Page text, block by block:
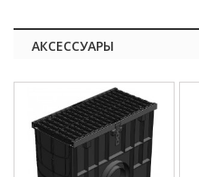
АКСЕССУАРЫ